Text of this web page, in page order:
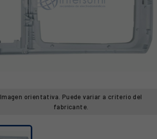
Imagen orientativa. Puede variar a criterio del
fabricante.